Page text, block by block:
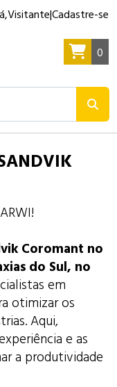
Visitante|Cadastre-se
0
Coromant no
do Sul, no
em
otimizar os
Aqui,
e as
a produtividade